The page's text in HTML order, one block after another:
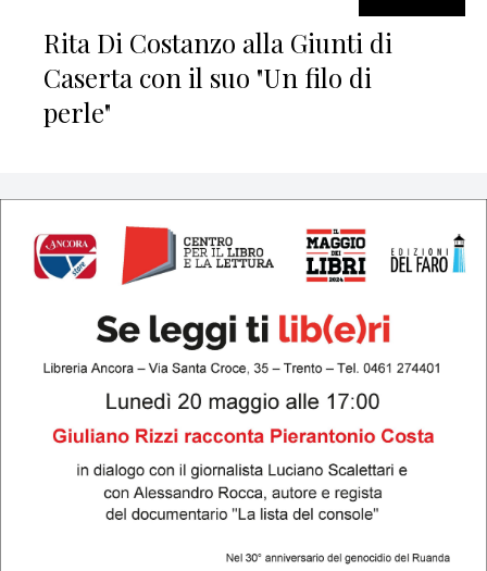
Rita Di Costanzo alla Giunti di
Caserta con il suo "Un filo di
perle"